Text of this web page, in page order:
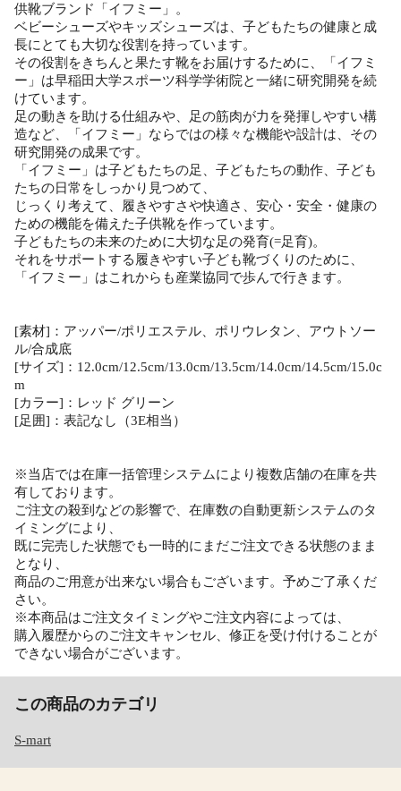
供靴ブランド「イフミー」。
ベビーシューズやキッズシューズは、子どもたちの健康と成
長にとても大切な役割を持っています。
その役割をきちんと果たす靴をお届けするために、「イフミ
ー」は早稲田大学スポーツ科学学術院と一緒に研究開発を続
けています。
足の動きを助ける仕組みや、足の筋肉が力を発揮しやすい構
造など、「イフミー」ならではの様々な機能や設計は、その
研究開発の成果です。
「イフミー」は子どもたちの足、子どもたちの動作、子ども
たちの日常をしっかり見つめて、
じっくり考えて、履きやすさや快適さ、安心・安全・健康の
ための機能を備えた子供靴を作っています。
子どもたちの未来のために大切な足の発育(=足育)。
それをサポートする履きやすい子ども靴づくりのために、
「イフミー」はこれからも産業協同で歩んで行きます。
[素材]：アッパー/ポリエステル、ポリウレタン、アウトソー
ル/合成底
[サイズ]：12.0cm/12.5cm/13.0cm/13.5cm/14.0cm/14.5cm/15.0c
m
[カラー]：レッド グリーン
[足囲]：表記なし（3E相当）
※当店では在庫一括管理システムにより複数店舗の在庫を共
有しております。
ご注文の殺到などの影響で、在庫数の自動更新システムのタ
イミングにより、
既に完売した状態でも一時的にまだご注文できる状態のまま
となり、
商品のご用意が出来ない場合もございます。予めご了承くだ
さい。
※本商品はご注文タイミングやご注文内容によっては、
購入履歴からのご注文キャンセル、修正を受け付けることが
できない場合がございます。
この商品のカテゴリ
S-mart